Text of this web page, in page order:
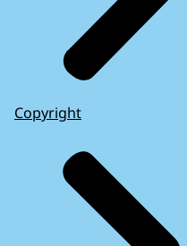
Copyright